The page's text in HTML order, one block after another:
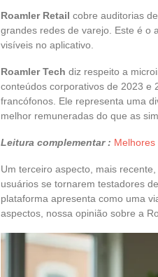
Roamler Retail cobre auditorias
grandes redes de varejo. Este é o
visíveis no aplicativo.
Roamler Tech diz respeito a
conteúdos corporativos de 2023 e
francófonos. Ele representa uma
melhor remuneradas do que as
Leitura complementar :
Um terceiro aspecto, mais
usuários se tornarem testadores
plataforma apresenta como uma
aspectos, nossa opinião sobre a